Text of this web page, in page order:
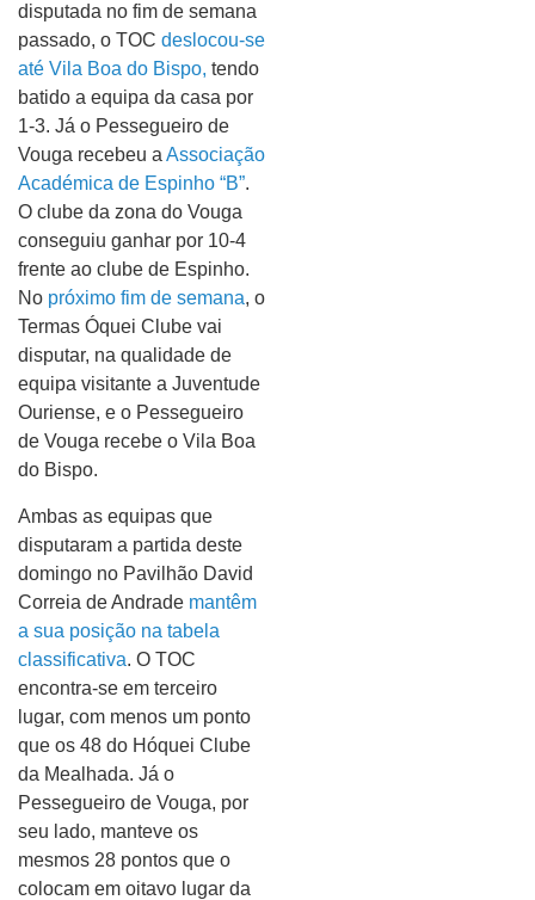
disputada no fim de semana
passado, o TOC deslocou-se
até Vila Boa do Bispo, tendo
batido a equipa da casa por
1-3. Já o Pessegueiro de
Vouga recebeu a Associação
Académica de Espinho “B”.
O clube da zona do Vouga
conseguiu ganhar por 10-4
frente ao clube de Espinho.
No próximo fim de semana, o
Termas Óquei Clube vai
disputar, na qualidade de
equipa visitante a Juventude
Ouriense, e o Pessegueiro
de Vouga recebe o Vila Boa
do Bispo.
Ambas as equipas que
disputaram a partida deste
domingo no Pavilhão David
Correia de Andrade mantêm
a sua posição na tabela
classificativa. O TOC
encontra-se em terceiro
lugar, com menos um ponto
que os 48 do Hóquei Clube
da Mealhada. Já o
Pessegueiro de Vouga, por
seu lado, manteve os
mesmos 28 pontos que o
colocam em oitavo lugar da